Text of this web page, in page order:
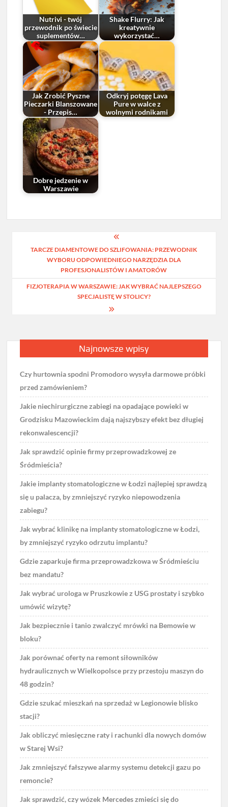
Nutrivi - twój
przewodnik po świecie
suplementów…
Shake Flurry: Jak
kreatywnie
wykorzystać…
Jak Zrobić Pyszne
Pieczarki Blanszowane
- Przepis…
Odkryj potęgę Lava
Pure w walce z
wolnymi rodnikami
Dobre jedzenie w
Warszawie
wpisuTARCZE DIAMENTOWE DO SZLIFOWANIA: PRZEWODNIK
WYBORU ODPOWIEDNIEGO NARZĘDZIA DLA
PROFESJONALISTÓW I AMATORÓW
FIZJOTERAPIA W WARSZAWIE: JAK WYBRAĆ NAJLEPSZEGO
SPECJALISTĘ W STOLICY?
Najnowsze wpisy
Czy hurtownia spodni Promodoro wysyła darmowe próbki
przed zamówieniem?
Jakie niechirurgiczne zabiegi na opadające powieki w
Grodzisku Mazowieckim dają najszybszy efekt bez długiej
rekonwalescencji?
Jak sprawdzić opinie firmy przeprowadzkowej ze
Śródmieścia?
Jakie implanty stomatologiczne w Łodzi najlepiej sprawdzą
się u palacza, by zmniejszyć ryzyko niepowodzenia
zabiegu?
Jak wybrać klinikę na implanty stomatologiczne w Łodzi,
by zmniejszyć ryzyko odrzutu implantu?
Gdzie zaparkuje firma przeprowadzkowa w Śródmieściu
bez mandatu?
Jak wybrać urologa w Pruszkowie z USG prostaty i szybko
umówić wizytę?
Jak bezpiecznie i tanio zwalczyć mrówki na Bemowie w
bloku?
Jak porównać oferty na remont siłowników
hydraulicznych w Wielkopolsce przy przestoju maszyn do
48 godzin?
Gdzie szukać mieszkań na sprzedaż w Legionowie blisko
stacji?
Jak obliczyć miesięczne raty i rachunki dla nowych domów
w Starej Wsi?
Jak zmniejszyć fałszywe alarmy systemu detekcji gazu po
remoncie?
Jak sprawdzić, czy wózek Mercedes zmieści się do